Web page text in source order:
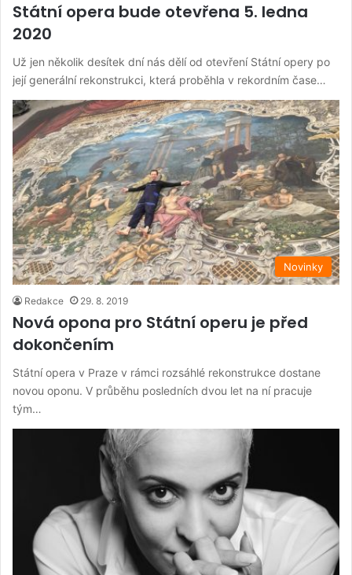
Státní opera bude otevřena 5. ledna
2020
Už jen několik desítek dní nás dělí od otevření Státní opery po
její generální rekonstrukci, která proběhla v rekordním čase…
Novinky
Redakce 29. 8. 2019
Nová opona pro Státní operu je před
dokončením
Státní opera v Praze v rámci rozsáhlé rekonstrukce dostane
novou oponu. V průběhu posledních dvou let na ní pracuje
tým…